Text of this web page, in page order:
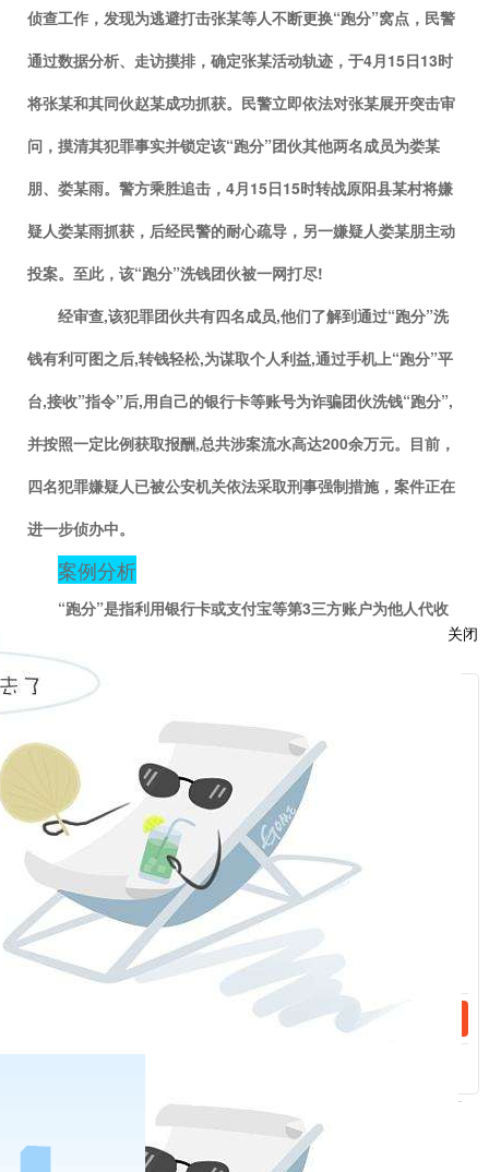
侦查工作，发现为逃避打击张某等人不断更换“跑分”窝点，民警
通过数据分析、走访摸排，确定张某活动轨迹，于4月15日13时
将张某和其同伙赵某成功抓获。民警立即依法对张某展开突击审
问，摸清其犯罪事实并锁定该“跑分”团伙其他两名成员为娄某
朋、娄某雨。警方乘胜追击， 4月15日15时转战原阳县某村将嫌
疑人娄某雨抓获，后经民警的耐心疏导，另一嫌疑人娄某朋主动
投案。至此，该“跑分”洗钱团伙被一网打尽!
经审查,该犯罪团伙共有四名成员,他们了解到通过“跑分”洗
钱有利可图之后,转钱轻松,为谋取个人利益,通过手机上“跑分”平
台,接收”指令”后,用自己的银行卡等账号为诈骗团伙洗钱“跑分”,
并按照一定比例获取报酬,总共涉案流水高达200余万元。目前，
四名犯罪嫌疑人已被公安机关依法采取刑事强制措施，案件正在
进一步侦办中。
案例分析
“跑分”是指利用银行卡或支付宝等第3三方账户为他人代收
钱”行为。”
跑分
是自发的、组织的，还是参与的、帮忙的 都是电信诈骗的
凶”， 都涉嫌帮助信息网络犯罪活动
要承担法律责任
关闭